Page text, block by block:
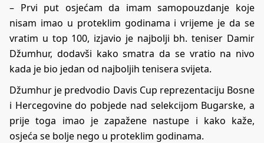
– Prvi put osjećam da imam samopouzdanje koje
nisam imao u proteklim godinama i vrijeme je da se
vratim u top 100, izjavio je najbolji bh. teniser Damir
Džumhur, dodavši kako smatra da se vratio na nivo
kada je bio jedan od najboljih tenisera svijeta.
Džumhur je predvodio Davis Cup reprezentaciju Bosne
i Hercegovine do pobjede nad selekcijom Bugarske, a
prije toga imao je zapažene nastupe i kako kaže,
osjeća se bolje nego u proteklim godinama.